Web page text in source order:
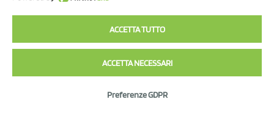
Hortitool Consulting
ACCETTA TUTTO
ACCETTA NECESSARI
Preferenze GDPR